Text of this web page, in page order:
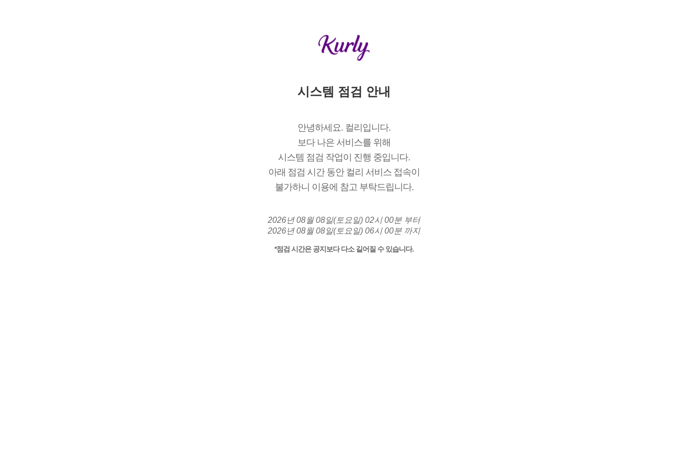
시스템 점검 안내
안녕하세요. 컬리입니다.
보다 나은 서비스를 위해
시스템 점검 작업이 진행 중입니다.
아래 점검 시간 동안 컬리 서비스 접속이
불가하니 이용에 참고 부탁드립니다.
2026년 08월 08일(토요일) 02시 00분 부터
2026년 08월 08일(토요일) 06시 00분 까지
*점검 시간은 공지보다 다소 길어질 수 있습니다.